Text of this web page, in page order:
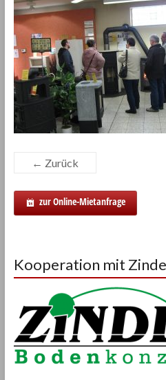
← Zurück
zur Online-Mietanfrage
Kooperation mit